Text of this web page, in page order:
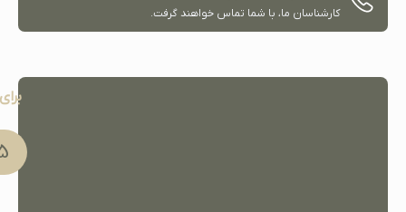
کارشناسان ما، با شما تماس خواهند گرفت.